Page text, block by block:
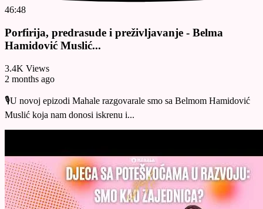
46:48
Porfirija, predrasude i preživljavanje - Belma
Hamidović Muslić...
3.4K Views
2 months ago
🎙️U novoj epizodi Mahale razgovarale smo sa Belmom Hamidović
Muslić koja nam donosi iskrenu i...